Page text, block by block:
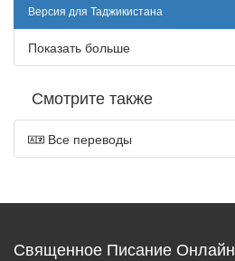
Версия для Таджикистана
Показать больше
Смотрите также
Все переводы
Священное Писание Онлайн